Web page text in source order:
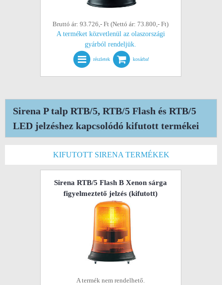
Bruttó ár: 93.726,- Ft (Nettó ár: 73.800,- Ft)
A terméket közvetlenül az olaszországi
gyárból rendeljük.
részletek kosárba!
Sirena P talp RTB/5, RTB/5 Flash és RTB/5
LED jelzéshez kapcsolódó kifutott termékei
KIFUTOTT SIRENA TERMÉKEK
Sirena RTB/5 Flash B Xenon sárga
figyelmeztető jelzés (kifutott)
A termék nem rendelhető.